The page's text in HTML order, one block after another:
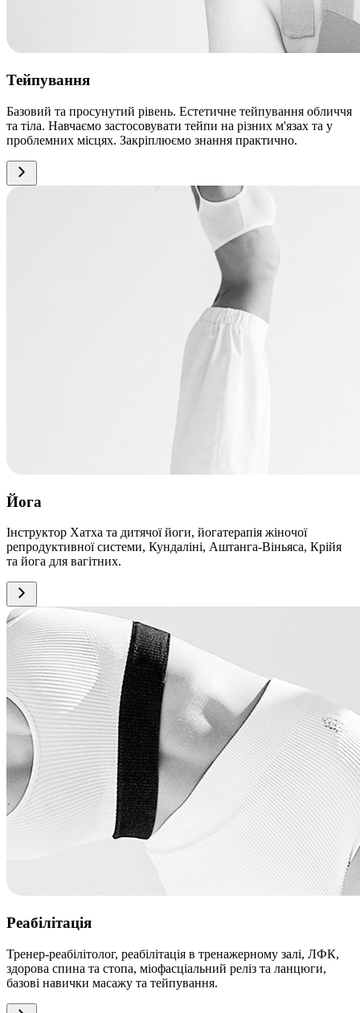
Тейпування
Базовий та просунутий рівень. Естетичне тейпування обличчя
та тіла. Навчаємо застосовувати тейпи на різних м'язах та у
проблемних місцях. Закріплюємо знання практично.
Йога
Інструктор Хатха та дитячої йоги, йогатерапія жіночої
репродуктивної системи, Кундаліні, Аштанга-Віньяса, Крійя
та йога для вагітних.
Реабілітація
Тренер-реабілітолог, реабілітація в тренажерному залі, ЛФК,
здорова спина та стопа, міофасціальний реліз та ланцюги,
базові навички масажу та тейпування.